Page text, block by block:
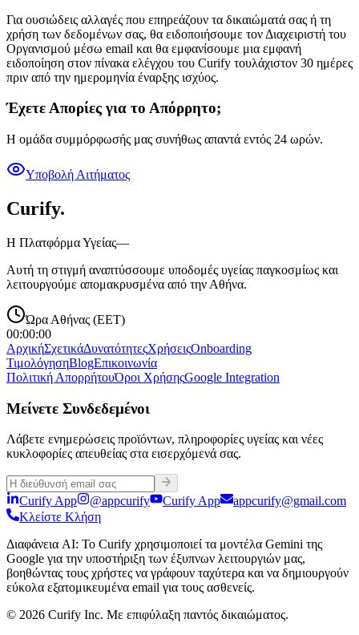
Για ουσιώδεις αλλαγές που επηρεάζουν τα δικαιώματά σας ή τη
χρήση των δεδομένων σας, θα ειδοποιήσουμε τον Διαχειριστή του
Οργανισμού μέσω email και θα εμφανίσουμε μια εμφανή
ειδοποίηση στον πίνακα ελέγχου του Curify τουλάχιστον 30 ημέρες
πριν από την ημερομηνία έναρξης ισχύος.
Έχετε Απορίες για το Απόρρητο;
Η ομάδα συμμόρφωσής μας συνήθως απαντά εντός 24 ωρών.
Υποβολή Αιτήματος
Curify.
Η Πλατφόρμα Υγείας—
Αυτή τη στιγμή αναπτύσσουμε υποδομές υγείας παγκοσμίως και
λειτουργούμε απομακρυσμένα από την Αθήνα.
Ώρα Αθήνας (EET)
00:00:00
ΑρχικήΣχετικάΔυνατότητεςΧρήσειςOnboarding
ΤιμολόγησηBlogΕπικοινωνία
Πολιτική ΑπορρήτουΌροι ΧρήσηςGoogle Integration
Μείνετε Συνδεδεμένοι
Λάβετε ενημερώσεις προϊόντων, πληροφορίες υγείας και νέες
κυκλοφορίες απευθείας στα εισερχόμενά σας.
Curify App @appcurify Curify App
appcurify@gmail.com
Κλείστε Κλήση
Διαφάνεια AI: Το Curify χρησιμοποιεί τα μοντέλα Gemini της
Google για την υποστήριξη των έξυπνων λειτουργιών μας,
βοηθώντας τους χρήστες να γράφουν ταχύτερα και να δημιουργούν
εύκολα εξατομικευμένα email για τους ασθενείς.
© 2026 Curify Inc. Με επιφύλαξη παντός δικαιώματος.